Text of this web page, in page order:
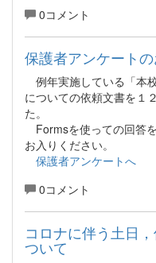
0コメント
保護者アンケート
例年実施している「本
についての依頼文書を１
た。
Formsを使っての回答
お入りください。
保護者アンケートへ
0コメント
コロナに伴う土日
ついて